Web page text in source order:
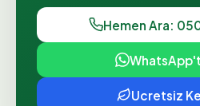
Hemen Ara:
Ucretsiz